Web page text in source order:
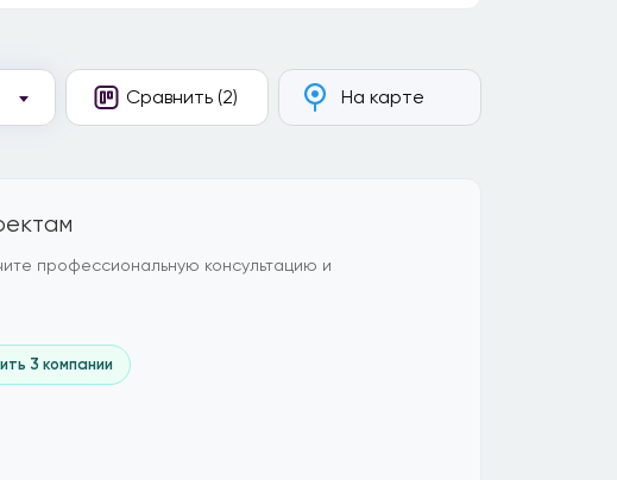
Сравнить (2) На карте
профессиональную консультацию и
3 компании